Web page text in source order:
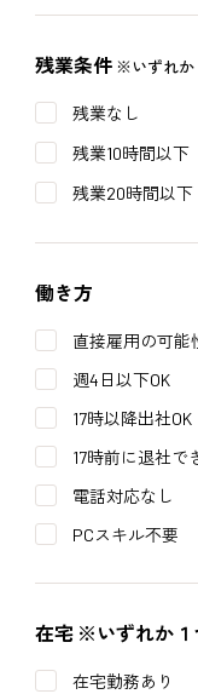
残業条件 ※いずれか
残業なし
残業10時間以下
残業20時間以下
働き方
直接雇用の可能
週4日以下OK
17時以降出社OK
17時前に退社で
電話対応なし
PCスキル不要
在宅 ※いずれか１
在宅勤務あり